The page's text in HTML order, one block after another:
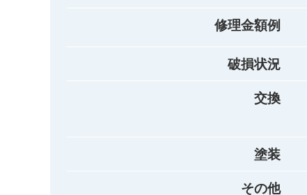
修理金額例
破損状況
交換
塗装
その他